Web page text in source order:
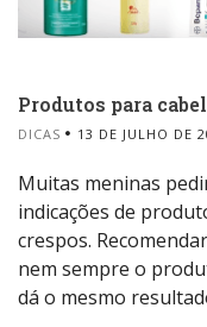
Produtos para
DICAS 13 DE JULHO DE
Muitas meninas
indicações de
crespos.
nem sempre o
dá o mesmo